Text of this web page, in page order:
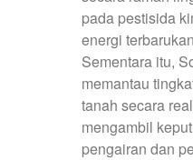
pada pestisida
energi
Sementara itu,
memantau
tanah secara
mengambil
pengairan dan